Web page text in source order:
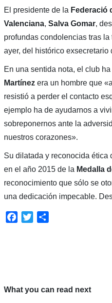
El presidente de la Federació
Valenciana, Salva Gomar,
profundas condolencias tras
ayer, del histórico exsecretario
En una sentida nota, el club
Martínezera un hombre que
resistió a perder el contacto
ejemplo ha de ayudarnos a
sobreponernos ante la
nuestros corazones».
Su dilatada y reconocida ética
en el año 2015 de la Medalla
reconocimiento que sólo se
una dedicación impecable.
Facebook
Twitter
What you can read next